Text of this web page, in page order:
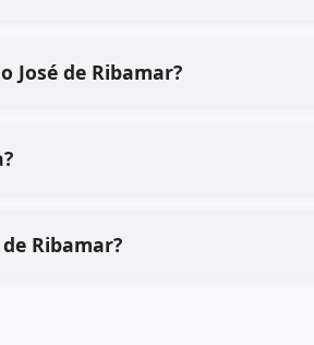
José de Ribamar?
Ribamar?